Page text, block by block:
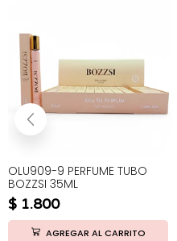
OLU909-9 PERFUME TUBO
BOZZSI 35ML
$ 1.800
AGREGAR AL CARRITO